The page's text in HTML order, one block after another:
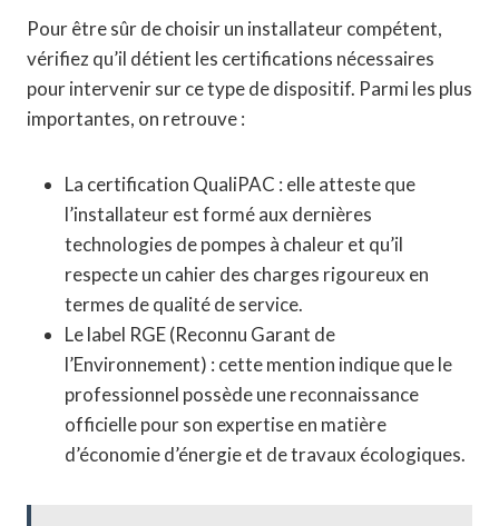
Pour être sûr de choisir un installateur compétent,
vérifiez qu’il détient les certifications nécessaires
pour intervenir sur ce type de dispositif. Parmi les plus
importantes, on retrouve :
La certification QualiPAC : elle atteste que
l’installateur est formé aux dernières
technologies de pompes à chaleur et qu’il
respecte un cahier des charges rigoureux en
termes de qualité de service.
Le label RGE (Reconnu Garant de
l’Environnement) : cette mention indique que le
professionnel possède une reconnaissance
officielle pour son expertise en matière
d’économie d’énergie et de travaux écologiques.